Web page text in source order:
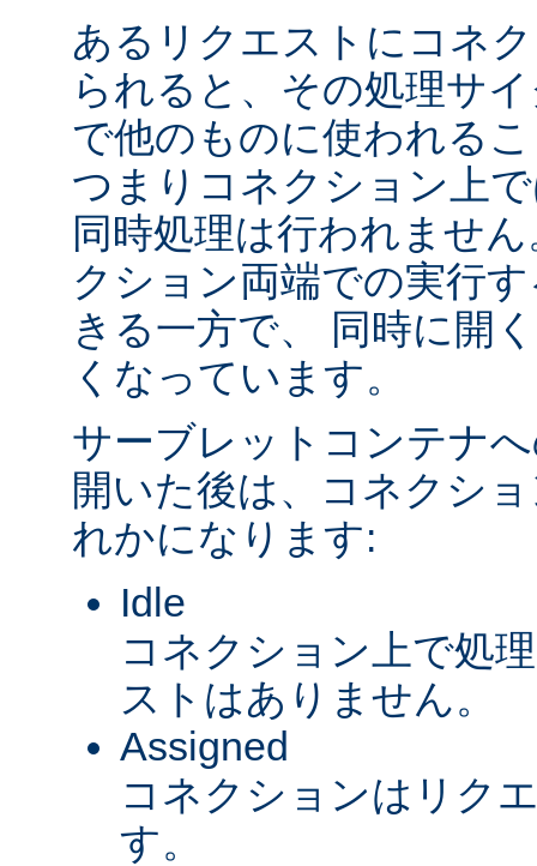
あるリクエストにコネ
られると、その処理サ
で他のものに使われる
つまりコネクション上
同時処理は行われませ
クション両端での実行
きる一方で、 同時に開
くなっています。
サーブレットコンテナ
開いた後は、コネクシ
れかになります:
Idle
コネクション上で処
ストはありません。
Assigned
コネクションはリク
す。